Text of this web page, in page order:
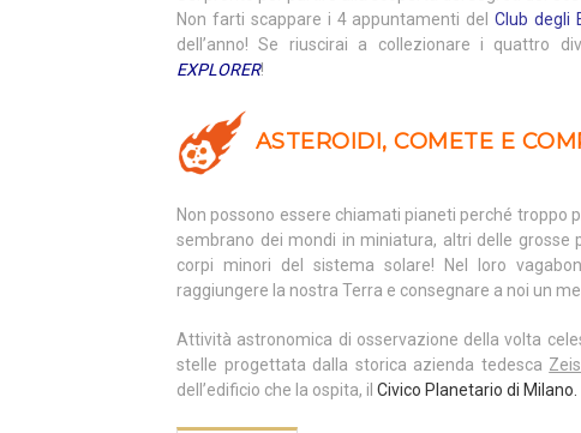
Non farti scappare i 4 appuntamenti delClub degli
dell’anno! Se riuscirai a collezionare i quattro
EXPLORER!
ASTEROIDI, COMETE E
Non possono essere chiamati pianeti perché troppo
sembrano dei mondi in miniatura, altri delle
corpi minori del sistema solare! Nel loro
raggiungere la nostra Terra e consegnare a noi un
Attività astronomica di osservazione della volta
stelle progettata dalla storica azienda tedesca
dell’edificio che la ospita, il Civico Planetario di Milano.